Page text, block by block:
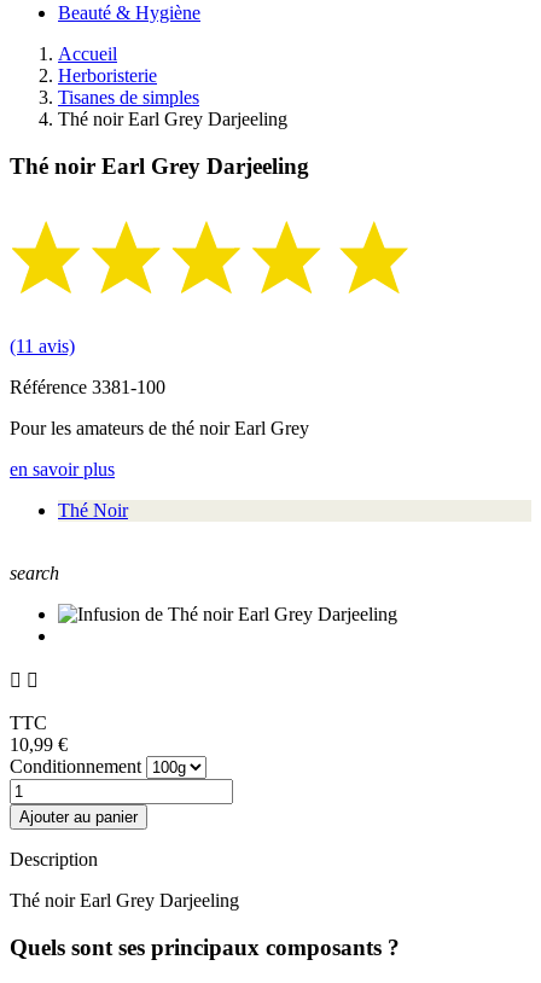
Beauté & Hygiène
Accueil
Herboristerie
Tisanes de simples
Thé noir Earl Grey Darjeeling
Thé noir Earl Grey Darjeeling
(11 avis)
Référence 3381-100
Pour les amateurs de thé noir Earl Grey
en savoir plus
Thé Noir
search
 
TTC
10,99 €
Conditionnement
Ajouter au panier
Description
Thé noir Earl Grey Darjeeling
Quels sont ses principaux composants ?